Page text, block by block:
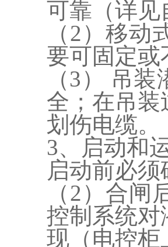
可靠（详见
（2）移
要可固定或
（3） 吊
全；在吊
划伤电缆。
3、启动和
启动前必
（2）合
控制系统对
现（电控柜